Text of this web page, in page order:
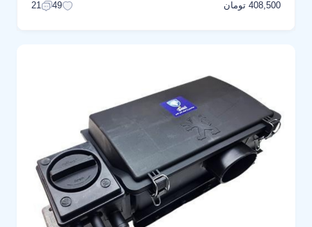
408,500 تومان 49
21